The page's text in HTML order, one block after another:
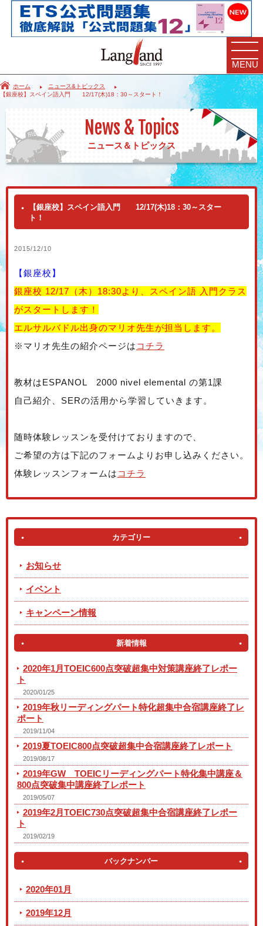
MENU
ホーム
ニュース&トピックス
【銀座校】スペイン語入門 12/17(木)18：30～スタート！
News & Topics
ニュース＆トピックス
【銀座校】スペイン語入門 12/17(木)18：30～スター
ト！
2015/12/10
【銀座校】
銀座校 12/17（木）18:30より、スペイン語 入門クラス
がスタートします！
エルサルバドル出身のマリオ先生が担当します。
※マリオ先生の紹介ページは コチラ
教材はESPANOL 2000 nivel elemental の第1課
自己紹介、SERの活用から学習していきます。
随時体験レッスンを受付けておりますので、
ご希望の方は下記のフォームよりお申し込みください。
体験レッスンフォームは コチラ
カテゴリー
お知らせ
イベント
キャンペーン情報
新着情報
2020年1月TOEIC600点突破超集中対策講座終了レポー
ト
2020/01/25
2019年秋リーディングパート特化超集中合宿講座終了レ
ポート
2019/11/04
2019夏TOEIC800点突破超集中合宿講座終了レポート
2019/08/17
2019年GW TOEICリーディングパート特化集中講座＆
800点突破集中講座終了レポート
2019/05/07
2019年2月TOEIC730点突破超集中合宿講座終了レポー
ト
2019/02/19
バックナンバー
2020年01月
2019年12月